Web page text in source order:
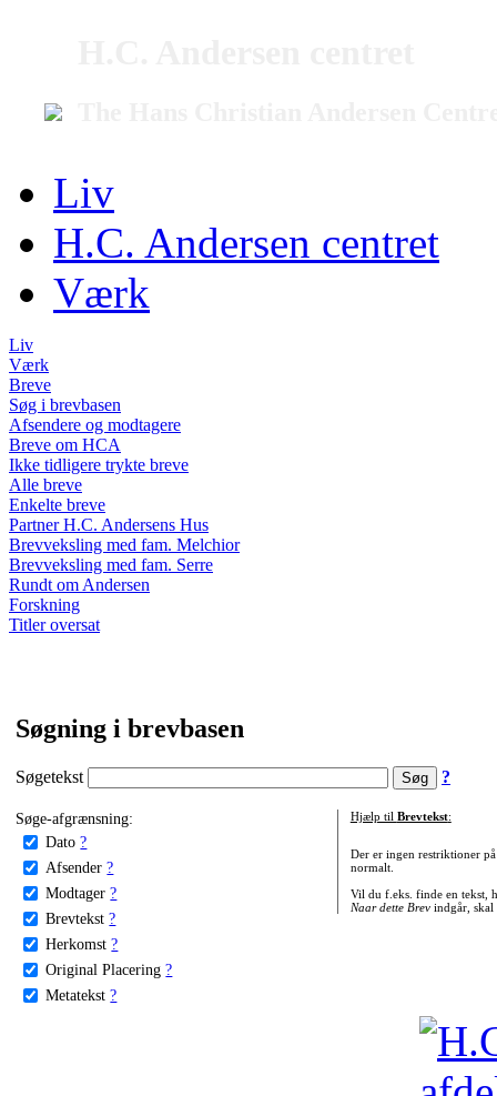
Liv
H.C. Andersen centret
Værk
Liv
Værk
Breve
Søg i brevbasen
Afsendere og modtagere
Breve om HCA
Ikke tidligere trykte breve
Alle breve
Enkelte breve
Partner H.C. Andersens Hus
Brevveksling med fam. Melchior
Brevveksling med fam. Serre
Rundt om Andersen
Forskning
Titler oversat
Søgning i brevbasen
Søgetekst ?
Søge-afgrænsning:
Dato ?
Afsender ?
Modtager ?
Brevtekst ?
Herkomst ?
Original Placering ?
Metatekst ?
Hjælp til Brevtekst:
Der er ingen restriktioner
normalt.
Vil du f.eks. finde en tekst,
Naar dette Brevindgår, skal